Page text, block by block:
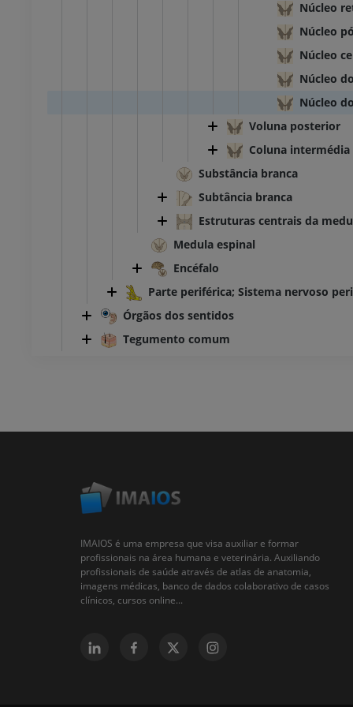
Núcleo
Núcleo
Núcleo
Núcleo
Núcleo
Voluna posterior
Coluna intermédia
Substância branca
Subtância branca
Estruturas centrais da
Medula espinal
Encéfalo
Parte periférica; Sistema nervoso
Órgãos dos sentidos
Tegumento comum
IMAIOS é uma empresa que visa auxiliar e formar
profissionais na área humana e veterinária. Auxiliando
profissionais de saúde através de atlas de anatomia,
imagens médicas, banco de dados colaborativo de casos
clínicos, cursos online...